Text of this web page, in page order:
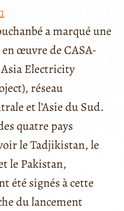
a marqué une
œuvre de CASA-
Electricity
réseau
et l’Asie du Sud.
quatre pays
le Tadjikistan, le
le Pakistan,
été signés à cette
du lancement